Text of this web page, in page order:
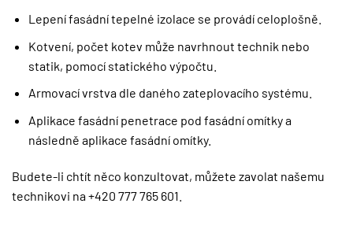
Lepení fasádní tepelné izolace se provádí celoplošně.
Kotvení, počet kotev může navrhnout technik nebo
statik, pomocí statického výpočtu.
Armovací vrstva dle daného zateplovacího systému.
Aplikace fasádní penetrace pod fasádní omítky a
následně aplikace fasádní omítky.
Budete-li chtít něco konzultovat, můžete zavolat našemu
technikovi na +420 777 765 601.